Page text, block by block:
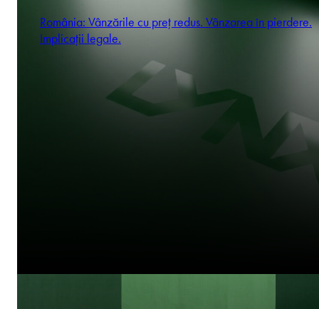
România: Vânzările cu preț redus. Vânzarea în pierdere.
Implicații legale.